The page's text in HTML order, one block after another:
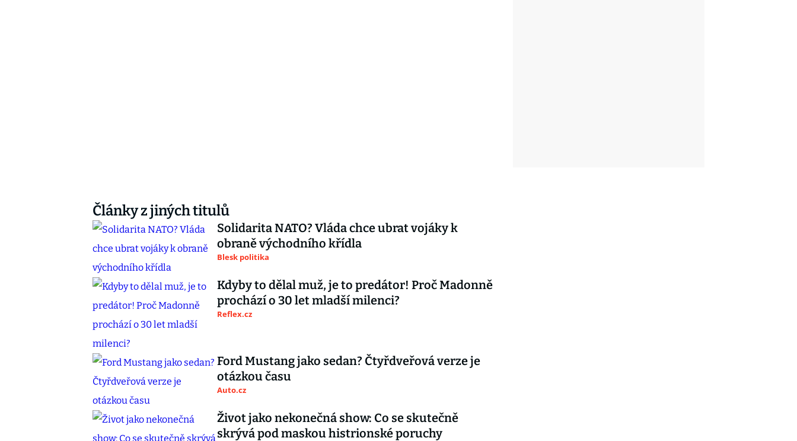
Články z jiných titulů
Solidarita NATO? Vláda chce ubrat vojáky k
obraně východního křídla
Blesk politika
Kdyby to dělal muž, je to predátor! Proč Madonně
prochází o 30 let mladší milenci?
Reflex.cz
Ford Mustang jako sedan? Čtyřdveřová verze je
otázkou času
Auto.cz
Život jako nekonečná show: Co se skutečně
skrývá pod maskou histrionské poruchy